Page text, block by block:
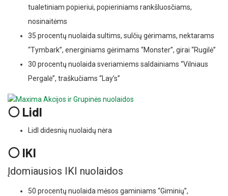
tualetiniam popieriui, popieriniams rankšluosčiams,
nosinaitėms
35 procentų nuolaida sultims, sulčių gėrimams, nektarams
“Tymbark”, energiniams gėrimams “Monster”, girai “Rugilė”
30 procentų nuolaida sveriamiems saldainiams “Vilniaus
Pergalė”, traškučiams “Lay’s”
⚪ Lidl
Lidl didesnių nuolaidų nėra
⚪ IKI
Įdomiausios IKI nuolaidos
50 procentų nuolaida mėsos gaminiams “Giminių”,